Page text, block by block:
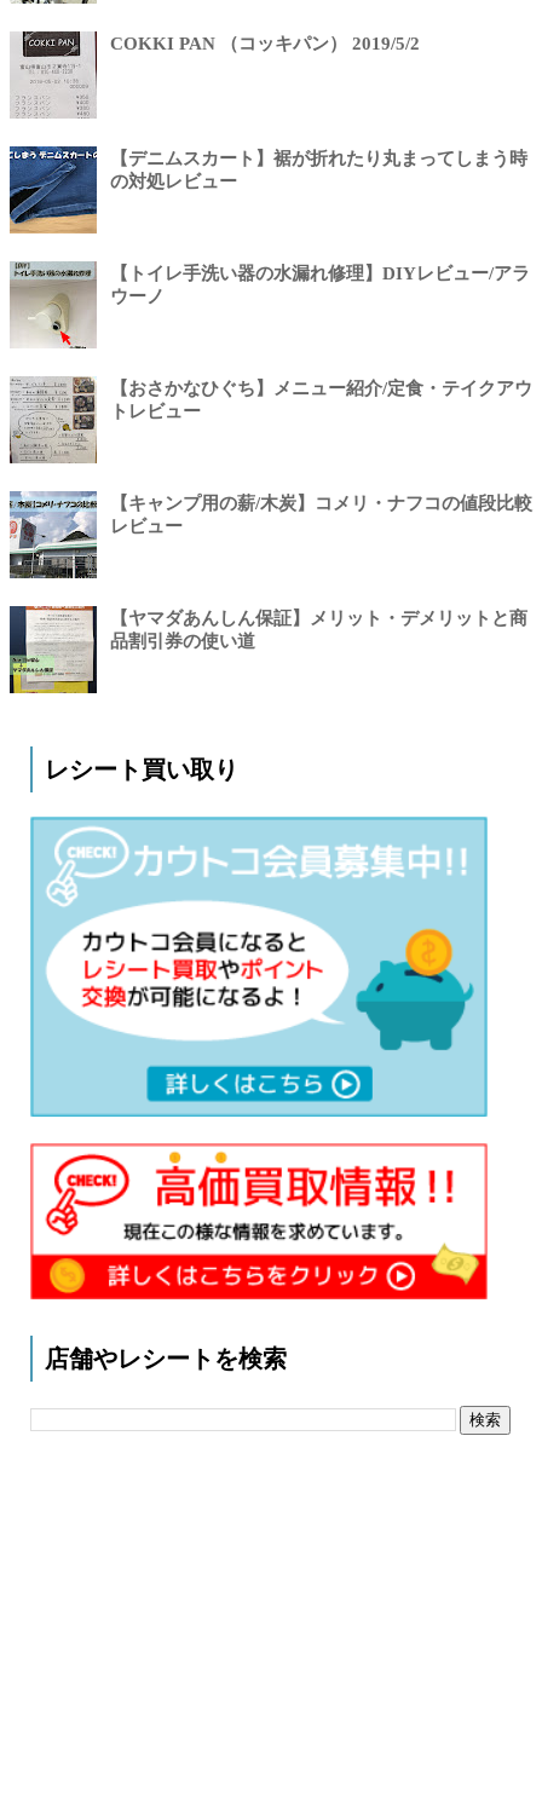
COKKI PAN （コッキパン） 2019/5/2
【デニムスカート】裾が折れたり丸まってしまう時
の対処レビュー
【トイレ手洗い器の水漏れ修理】DIYレビュー/アラ
ウーノ
【おさかなひぐち】メニュー紹介/定食・テイクアウ
トレビュー
【キャンプ用の薪/木炭】コメリ・ナフコの値段比較
レビュー
【ヤマダあんしん保証】メリット・デメリットと商
品割引券の使い道
レシート買い取り
店舗やレシートを検索